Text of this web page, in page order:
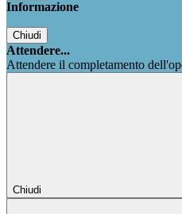
Informazione
Chiudi
Attendere...
Attendere il completamento
Chiudi